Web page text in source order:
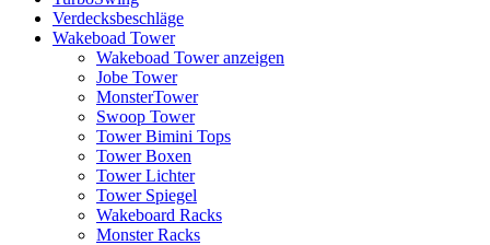
Verdecksbeschläge
Wakeboad Tower
Wakeboad Tower anzeigen
Jobe Tower
MonsterTower
Swoop Tower
Tower Bimini Tops
Tower Boxen
Tower Lichter
Tower Spiegel
Wakeboard Racks
Monster Racks